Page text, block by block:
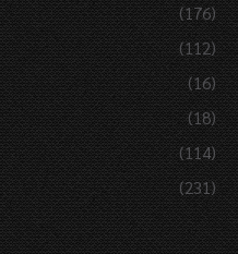
(176)
(112)
(16)
(18)
(114)
(231)